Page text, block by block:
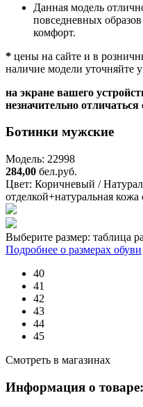
Данная модель
повседневных
комфорт.
* цены на сайте и в
наличие модели уточняйте
на экране вашего
незначительно отличаться
Ботинки мужские
Модель: 22998
284,00 бел.руб.
Цвет: Коричневый /
отделкой+натуральная
Выберите размер: таблица
Подробнее о размерах обуви
40
41
42
43
44
45
Смотреть в магазинах
Информация о товаре: